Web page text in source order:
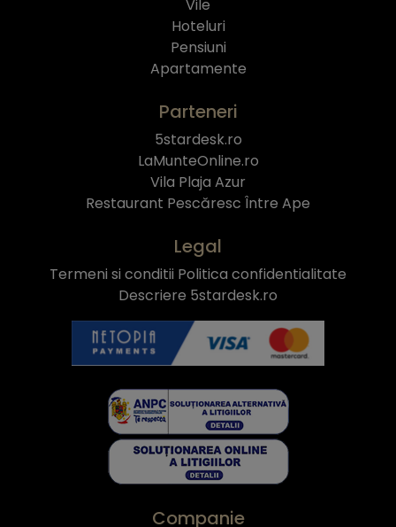
Vile
Hoteluri
Pensiuni
Apartamente
Parteneri
5stardesk.ro
LaMunteOnline.ro
Vila Plaja Azur
Restaurant Pescăresc Între Ape
Legal
Termeni si conditii Politica confidentialitate
Descriere 5stardesk.ro
Companie